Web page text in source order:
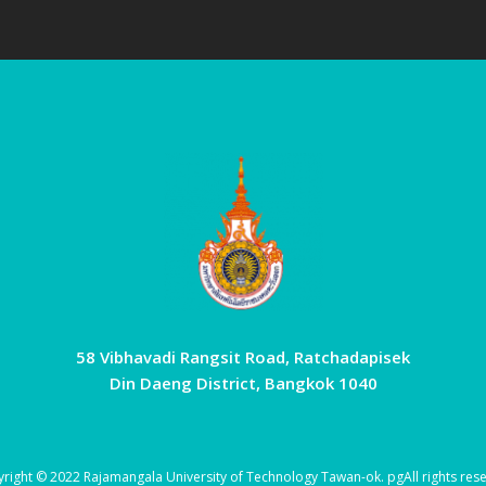
58 Vibhavadi Rangsit Road, Ratchadapisek
Din Daeng District, Bangkok 1040
© 2022 Rajamangala University of Technology Tawan-ok. pgAll rights